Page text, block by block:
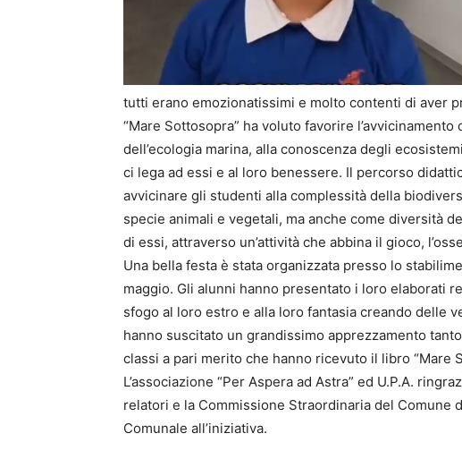
tutti erano emozionatissimi e molto contenti di aver
“Mare Sottosopra” ha voluto favorire
dell’ecologia marina, alla conoscenza degli
ci lega ad essi e al loro benessere. Il percorso
avvicinare gli studenti alla complessità della
specie animali e vegetali, ma anche come diversità
di essi, attraverso un’attività che abbina il gioco,
Una bella festa è stata organizzata presso lo
maggio. Gli alunni hanno presentato i loro elaborati
sfogo al loro estro e alla loro fantasia creando delle
hanno suscitato un grandissimo apprezzamento
classi a pari merito che hanno ricevuto il libro “Mare
L’associazione “Per Aspera ad Astra” ed U.P.A.
relatori e la Commissione Straordinaria del Comune
Comunale all’iniziativa.